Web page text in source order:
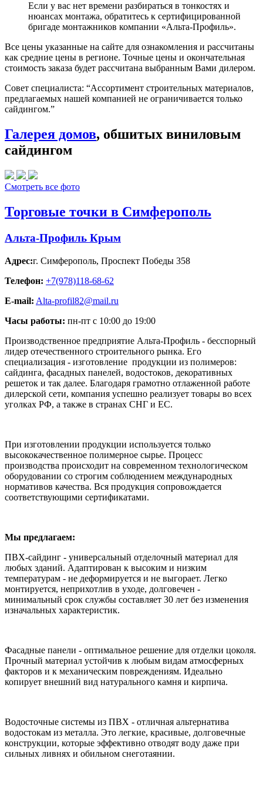
Если у вас нет времени разбираться в тонкостях и
нюансах монтажа, обратитесь к сертифицированной
бригаде монтажников компании «Альта-Профиль».
Все цены указанные на сайте для ознакомления и рассчитаны
как средние цены в регионе. Точные цены и окончательная
стоимость заказа будет рассчитана выбранным Вами дилером.
Совет специалиста: “Ассортимент строительных материалов,
предлагаемых нашей компанией не ограничивается только
сайдингом.”
Галерея домов, обшитых виниловым
сайдингом
Смотреть все фото
Торговые точки в Симферополь
Альта-Профиль Крым
Адрес:г. Симферополь, Проспект Победы 358
Телефон: +7(978)118-68-62
E-mail: Alta-profil82@mail.ru
Часы работы: пн-пт с 10:00 до 19:00
Производственное предприятие Альта-Профиль - бесспорный
лидер отечественного строительного рынка. Его
специализация - изготовление продукции из полимеров:
сайдинга, фасадных панелей, водостоков, декоративных
решеток и так далее. Благодаря грамотно отлаженной работе
дилерской сети, компания успешно реализует товары во всех
уголках РФ, а также в странах СНГ и ЕС.
При изготовлении продукции используется только
высококачественное полимерное сырье. Процесс
производства происходит на современном технологическом
оборудовании со строгим соблюдением международных
нормативов качества. Вся продукция сопровождается
соответствующими сертификатами.
Мы предлагаем:
ПВХ-сайдинг - универсальный отделочный материал для
любых зданий. Адаптирован к высоким и низким
температурам - не деформируется и не выгорает. Легко
монтируется, неприхотлив в уходе, долговечен -
минимальный срок службы составляет 30 лет без изменения
изначальных характеристик.
Фасадные панели - оптимальное решение для отделки цоколя.
Прочный материал устойчив к любым видам атмосферных
факторов и к механическим повреждениям. Идеально
копирует внешний вид натурального камня и кирпича.
Водосточные системы из ПВХ - отличная альтернатива
водостокам из металла. Это легкие, красивые, долговечные
конструкции, которые эффективно отводят воду даже при
сильных ливнях и обильном снеготаянии.